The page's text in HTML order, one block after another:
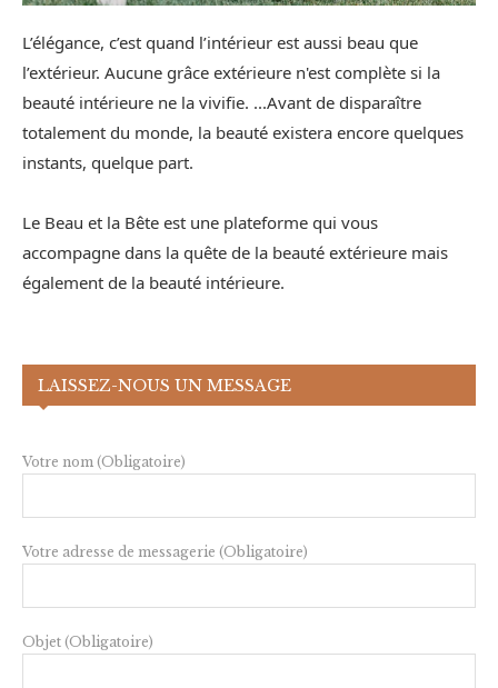
L’élégance, c’est quand l’intérieur est aussi beau que
l’extérieur. Aucune grâce extérieure n'est complète si la
beauté intérieure ne la vivifie. ...Avant de disparaître
totalement du monde, la beauté existera encore quelques
instants, quelque part.
Le Beau et la Bête est une plateforme qui vous
accompagne dans la quête de la beauté extérieure mais
également de la beauté intérieure.
LAISSEZ-NOUS UN MESSAGE
Votre nom (Obligatoire)
Votre adresse de messagerie (Obligatoire)
Objet (Obligatoire)